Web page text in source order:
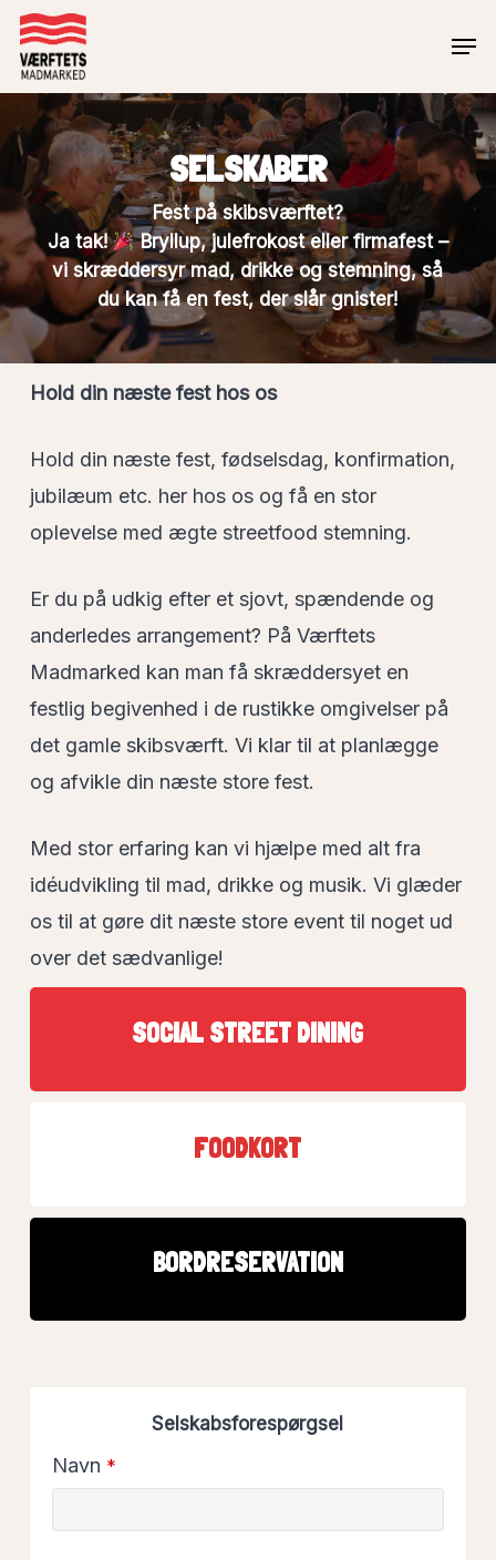
Skip
main
content
SELSKABER
Fest på skibsværftet?
Ja tak!
Bryllup, julefrokost eller firmafest –
vi skræddersyr mad, drikke og stemning, så
du kan få en fest, der slår gnister!
Hold din næste fest hos os
Hold din næste fest, fødselsdag, konfirmation,
jubilæum etc. her hos os og få en stor
oplevelse med ægte streetfood stemning.
Er du på udkig efter et sjovt, spændende og
anderledes arrangement? På Værftets
Madmarked kan man få skræddersyet en
festlig begivenhed i de rustikke omgivelser på
det gamle skibsværft. Vi klar til at planlægge
og afvikle din næste store fest.
Med stor erfaring kan vi hjælpe med alt fra
idéudvikling til mad, drikke og musik. Vi glæder
os til at gøre dit næste store event til noget ud
over det sædvanlige!
SOCIAL STREET DINING
FOODKORT
BORDRESERVATION
Selskabsforespørgsel
Navn *
Menu